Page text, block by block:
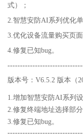
式）；
2.智慧安防AI系列优化
3.优化设备流量购买页面
4.修复已知bug。
版本号：V6.5.2 版本（
1.增加智慧安防AI系列
2.修复终端地址选择部
3.修复已知bug。